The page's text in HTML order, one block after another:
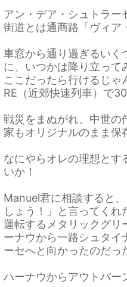
アン・デア・シュトラー
街道とは通商路「ヴィア
車窓から通り過ぎるいく
に、いつかは降り立って
ここだったら行けるじ
RE（近郊快速列車）で30
戦災をまぬがれ、中世の
家もオリジナルのまま保
なにやらオレの理想とす
いか！
Manuel君に相談すると
しょう！」と言ってく
運転するメタリックグリ
ーナウから一路シュタイ
ーセへと向かったのだっ
ハーナウからアウトバー